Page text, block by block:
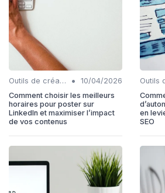
Outils de création de contenu automatisés •
10/04/2026
Comment choisir les meilleurs
horaires pour poster sur
LinkedIn et maximiser l’impact
de vos contenus
en
SEO